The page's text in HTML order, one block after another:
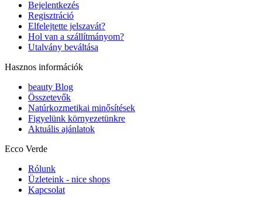
Bejelentkezés
Regisztráció
Elfelejtette jelszavát?
Hol van a szállítmányom?
Utalvány beváltása
Hasznos információk
beauty Blog
Összetevők
Natúrkozmetikai minősítések
Figyelünk környezetünkre
Aktuális ajánlatok
Ecco Verde
Rólunk
Üzleteink - nice shops
Kapcsolat